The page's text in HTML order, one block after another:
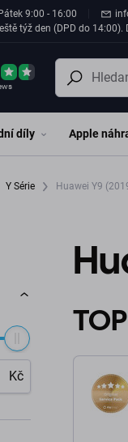
9:00 - 16:00
týž den (DPD do 14:00).
díly Apple
Y Série Huawei Y9
Kč